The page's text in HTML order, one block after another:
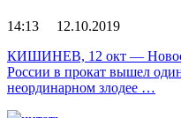
14:13 12.10.2019
КИШИНЕВ, 12 окт —
России в прокат вышел
неординарном злодее …